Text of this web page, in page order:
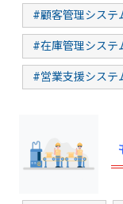
#顧客管理システ
#在庫管理システ
#営業支援システ